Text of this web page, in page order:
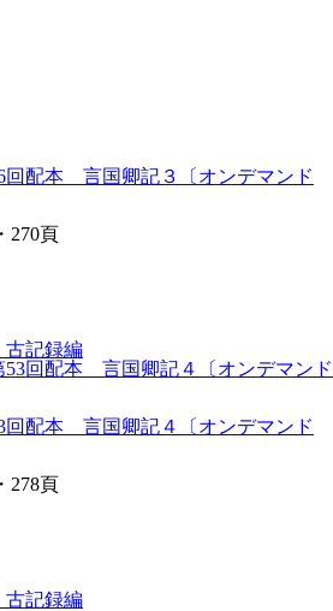
配本 言国卿記３〔オンデマンド
270頁
記録編
配本 言国卿記４〔オンデマンド
278頁
記録編